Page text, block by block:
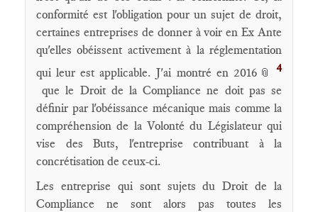
conformité est l'obligation pour un sujet de droit,
certaines entreprises de donner à voir en Ex Ante
qu'elles obéissent activement à la réglementation
qui leur est applicable. J'ai montré en 2016📎 4
que le Droit de la Compliance ne doit pas se
définir par l'obéissance mécanique mais comme la
compréhension de la Volonté du Législateur qui
vise des Buts, l'entreprise contribuant à la
concrétisation de ceux-ci.
Les entreprise qui sont sujets du Droit de la
Compliance ne sont alors pas toutes les